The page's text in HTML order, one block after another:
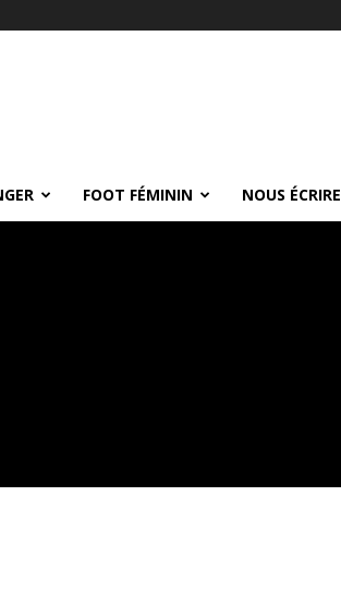
FOOT FÉMININ NOUS ÉCRIRE